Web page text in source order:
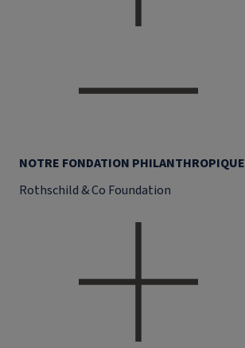
NOTRE FONDATION PHILANTHROPIQUE
Rothschild & Co Foundation